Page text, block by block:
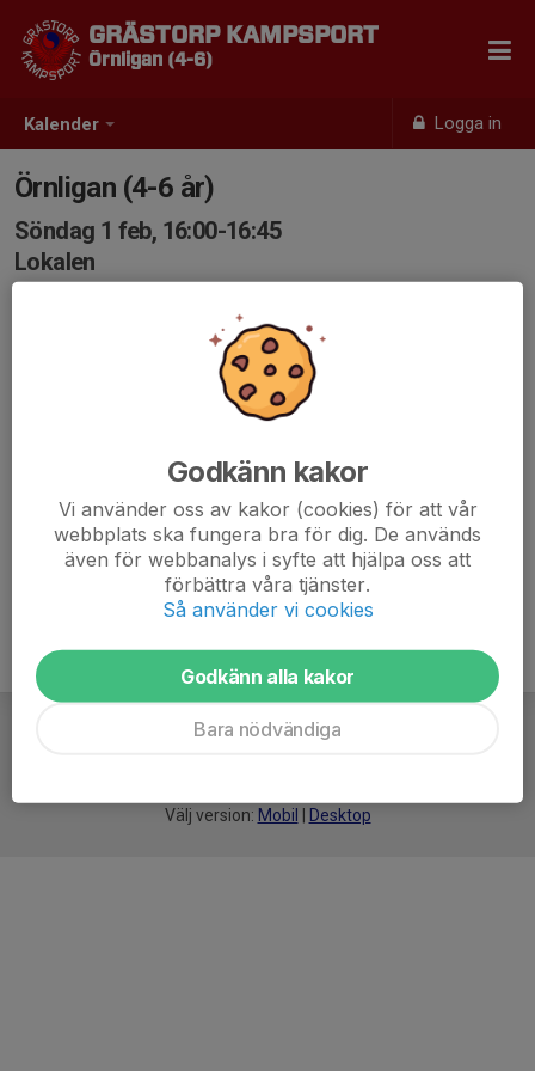
Kalender Logga in
GRÄSTORP KAMPSPORT
Örnligan (4-6)
Örnligan (4-6 år)
Söndag 1 feb, 16:00-16:45
Lokalen
Välj version: Mobil Desktop
Godkänn kakor
Vi använder oss av kakor (cookies) för att vår
webbplats ska fungera bra för dig. De används
även för webbanalys i syfte att hjälpa oss att
förbättra våra tjänster.
Så använder vi cookies
Godkänn alla kakor
Bara nödvändiga